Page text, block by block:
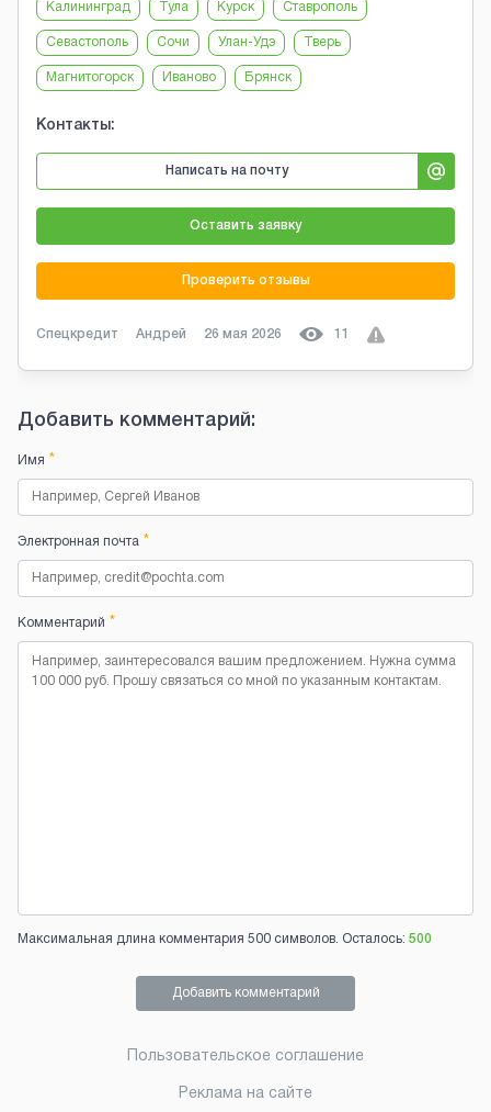
Калининград Тула Курск Ставрополь
Севастополь Сочи Улан-Удэ Тверь
Магнитогорск Иваново Брянск
Контакты:
Написать на почту
Оставить заявку
Проверить отзывы
Спецкредит Андрей 26 мая 2026 11
Добавить комментарий:
Имя *
Электронная почта *
Комментарий *
Максимальная длина комментария 500 символов. Осталось: 500
Добавить комментарий
Пользовательское соглашение
Реклама на сайте